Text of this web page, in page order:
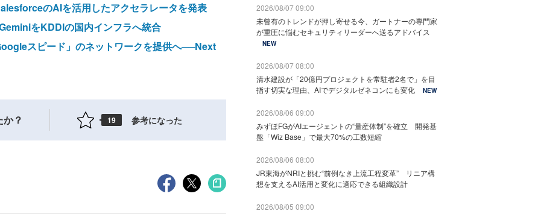
のAIを活用したアクセラレータを発表
をKDDIの国内インフラへ統合
スピード」のネットワークを提供へ──Next
？ 19 参考になった
2026/08/07 09:00
未曾有のトレンドが押し寄せる今、ガートナーの専門家
が重圧に悩むセキュリティリーダーへ送るアドバイス
NEW
2026/08/07 08:00
清水建設が「20億円プロジェクトを常駐者2名で」を目
指す切実な理由、AIでデジタルゼネコンにも変化
NEW
2026/08/06 09:00
みずほFGがAIエージェントの“量産体制”を確立 開発基
盤「Wiz Base」で最大70%の工数短縮
2026/08/06 08:00
JR東海がNRIと挑む“前例なき上流工程変革” リニア構
想を支えるAI活用と変化に適応できる組織設計
2026/08/05 09:00